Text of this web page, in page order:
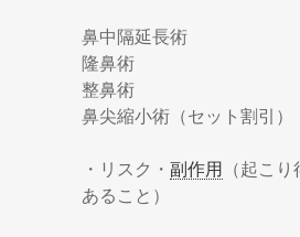
鼻中隔延長術 ￥
隆鼻術 ￥
整鼻術 ￥
鼻尖縮小術（セット割引
・リスク・ 副作用
（起こ
あること）